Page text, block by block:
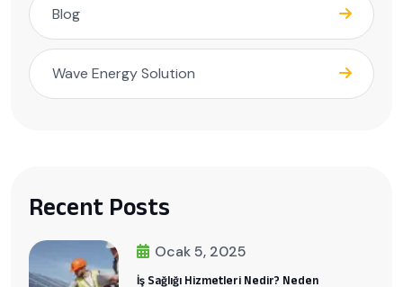
Blog
Wave Energy Solution
Recent Posts
Ocak 5, 2025
İş Sağlığı Hizmetleri Nedir? Neden